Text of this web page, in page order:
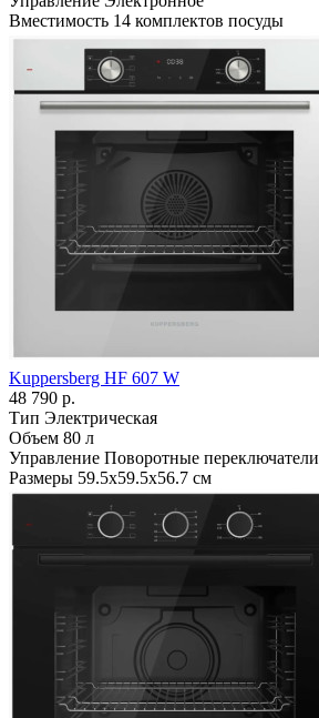
Вместимость 14 комплектов посуды
Kuppersberg HF 607 W
48 790 р.
Тип Электрическая
Объем 80 л
Управление Поворотные переключатели
Размеры 59.5х59.5х56.7 см